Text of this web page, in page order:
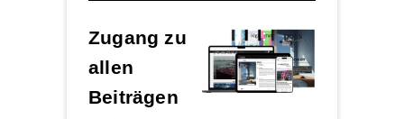
Zugang zu
allen
Beiträgen